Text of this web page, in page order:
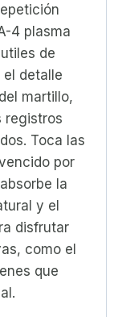
4 plasma
de
el detalle
martillo,
registros
Toca las
por
la
y el
disfrutar
como el
que